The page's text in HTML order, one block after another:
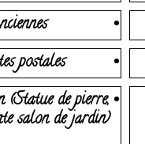
postales
(Statue de pierre,
salon de jardin)